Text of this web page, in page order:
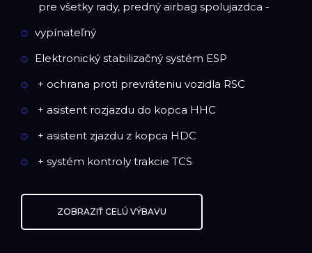
pre všetky rady, predný airbag spolujazdca -
vypínateľný
Elektronický stabilizačný systém ESP
+ ochrana proti prevráteniu vozidla RSC
+ asistent rozjazdu do kopca HHC
+ asistent zjazdu z kopca HDC
+ systém kontroly trakcie TCS
ZOBRAZIŤ CELÚ VÝBAVU